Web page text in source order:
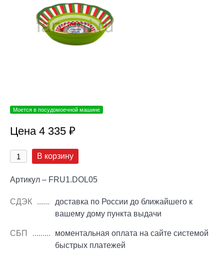
Моется в посудомоечной машине
Цена 4 335 ₽
В корзину
Артикул – FRU1.DOL05
СДЭК
доставка по России до ближайшего к
вашему дому пункта выдачи
СБП
моментальная оплата на сайте системой
быстрых платежей